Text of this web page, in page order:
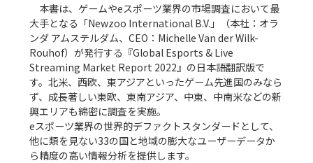
本書は、ゲームやeスポーツ業界の市場調査において最
大手となる「Newzoo International B.V.」（本社：オラ
ンダ アムステルダム、CEO：Michelle Van der Wilk-
Rouhof）が発行する『Global Esports & Live
Streaming Market Report 2022』の日本語翻訳版で
す。北米、西欧、東アジアといったゲーム先進国のみなら
ず、成長著しい東欧、東南アジア、中東、中南米などの新
興エリアも綿密に調査を実施。
eスポーツ業界の世界的デファクトスタンダードとして、
他に類を見ない33の国と地域の膨大なユーザーデータか
ら精度の高い情報分析を提供します。